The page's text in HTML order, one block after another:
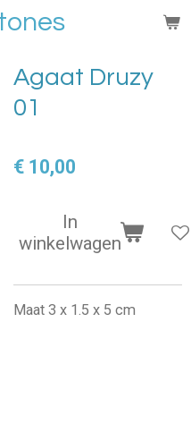
Agaat Druzy
01
€ 10,00
In
winkelwagen
Maat 3 x 1.5 x 5 cm